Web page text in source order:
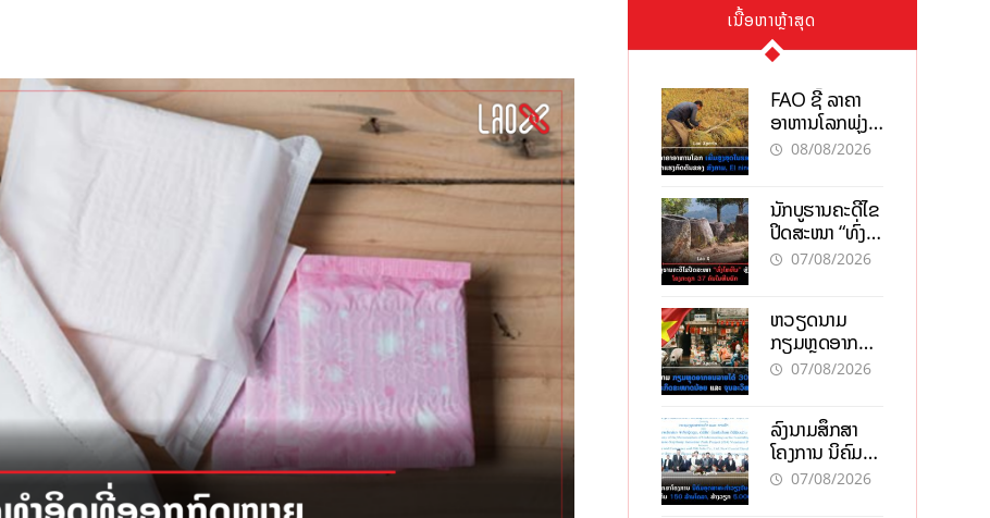
ເນື້ອຫາຫຼ້າສຸດ
FAO ຊີ້ ລາຄາ
ອາຫານໂລກພຸ່ງ
ສູງສຸດໃນຮອບ 3
ສົງຄາມ, El
nino
08/08/2026
ນັກບູຮານຄະດີໄຂ
ປິດສະໜາ “ທົ່ງ
ໄຫຫີນ” ຫຼັງພົບ
07/08/2026
ຫວຽດນາມ
ກຽມຫຼຸດອາກອນ
ລາຍໄດ້ 30%
ແລະ ຈຸນລະ
ວິສາຫະກິດ
07/08/2026
ລົງນາມສຶກສາ
ໂຄງການ ນິຄົມ
ອຸດສາຫະກຳ
07/08/2026